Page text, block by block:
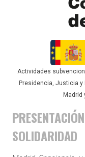
Actividades
Presidencia, Justicia y
Madrid
SOLIDARIDAD